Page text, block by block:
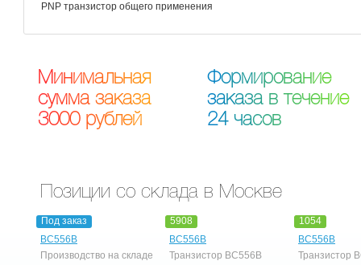
PNP транзистор общего применения
Минимальная
сумма заказа
3000 рублей
Формирование
заказа в течение
24 часов
Позиции со склада в Москве
Под заказ
BC556B
Производство на складе
5908
BC556B
Транзистор BC556B
1054
BC556B
Транзистор